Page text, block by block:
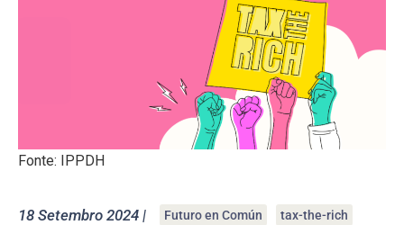
Fonte: IPPDH
18 Setembro 2024 | Futuro en Común tax-the-rich